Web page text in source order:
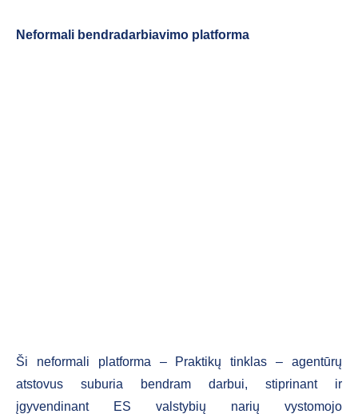
Neformali bendradarbiavimo platforma
Ši neformali platforma – Praktikų tinklas – agentūrų
atstovus suburia bendram darbui, stiprinant ir
įgyvendinant ES valstybių narių vystomojo